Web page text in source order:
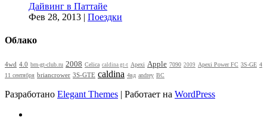
Дайвинг в Паттайе
Фев 28, 2013 | Поездки
Облако
4wd 4.0 brn-gt-club.ru 2008 Celica caldina gt-t Apexi Apple 7090 2009 Apexi Power FC 3S-GE 4
11 сентября briancrower 3S-GTE caldina 4вд andrey BC
Разработано Elegant Themes | Работает на WordPress